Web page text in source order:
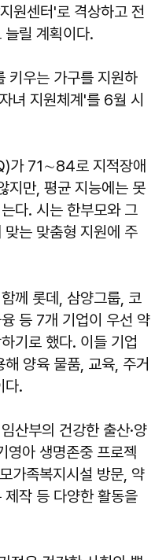
원센터'로 격상하고 전
릴 계획이다.
키우는 가구를 지원하
녀 지원체계'를 6월 시
가 71∼84로 지적장애
지만, 평균 지능에는 못
다. 시는 한부모와 그
는 맞춤형 지원에 주
께 롯데, 삼양그룹, 코
등 7개 기업이 우선 약
기로 했다. 이들 기업
양육 물품, 교육, 주거
다.
산부의 건강한 출산·양
영아 생명존중 프로젝
가족복지시설 방문, 약
작 등 다양한 활동을